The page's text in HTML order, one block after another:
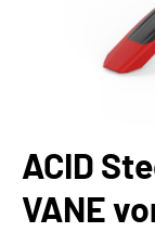
ACID
VANE